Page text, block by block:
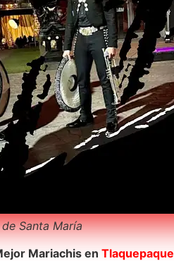
de Santa María
Mariachis en Tlaquepaque